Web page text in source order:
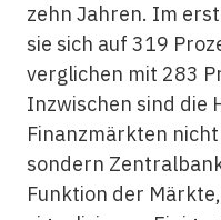
zehn Jahren. Im
sie sich auf 319
verglichen mit 283
Inzwischen sind die
Finanzmärkten
sondern
Funktion der